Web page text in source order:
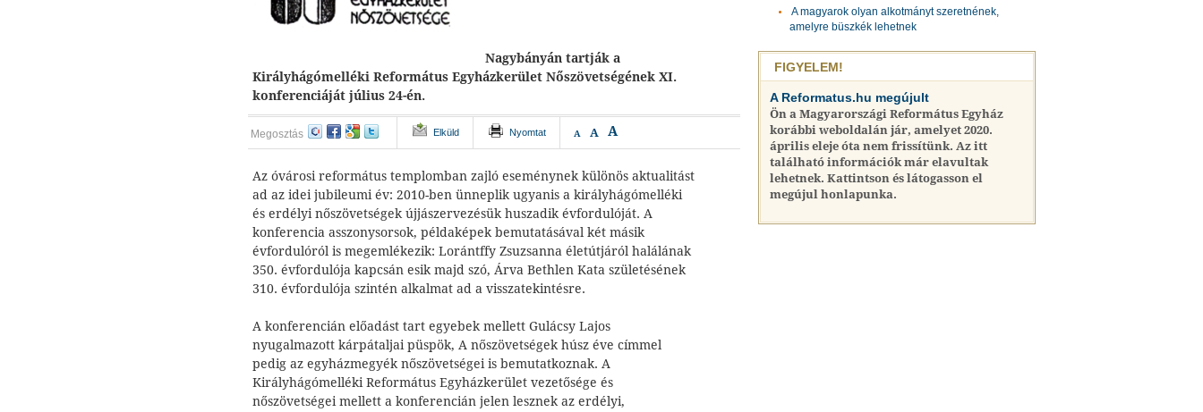
Nagybányán tartják a
Királyhágómelléki Református Egyházkerület Nőszövetségének XI.
konferenciáját július 24-én.
Megosztás Elküld Nyomtat A A A
Az óvárosi református templomban zajló eseménynek különös aktualitást
ad az idei jubileumi év: 2010-ben ünneplik ugyanis a királyhágómelléki
és erdélyi nőszövetségek újjászervezésük huszadik évfordulóját. A
konferencia asszonysorsok, példaképek bemutatásával két másik
évfordulóról is megemlékezik: Lorántffy Zsuzsanna életútjáról halálának
350. évfordulója kapcsán esik majd szó, Árva Bethlen Kata születésének
310. évfordulója szintén alkalmat ad a visszatekintésre.
A konferencián előadást tart egyebek mellett Gulácsy Lajos
nyugalmazott kárpátaljai püspök, A nőszövetségek húsz éve címmel
pedig az egyházmegyék nőszövetségei is bemutatkoznak. A
Királyhágómelléki Református Egyházkerület vezetősége és
nőszövetségei mellett a konferencián jelen lesznek az erdélyi,
A magyarok olyan alkotmányt szeretnének,
amelyre büszkék lehetnek
FIGYELEM!
A Reformatus.hu megújult
Ön a Magyarországi Református Egyház
korábbi weboldalán jár, amelyet 2020.
április eleje óta nem frissítünk. Az itt
található információk már elavultak
lehetnek. Kattintson és látogasson el
megújul honlapunka.